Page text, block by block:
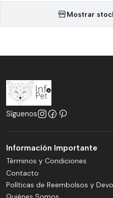
Mostrar
Síguenos
Información Importante
Términos y Condiciones
Contacto
Políticas de Reembolsos y